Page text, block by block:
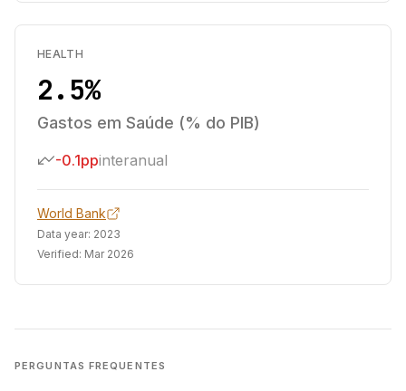
HEALTH
2.5%
Gastos em Saúde (% do PIB)
-0.1ppinteranual
World Bank
Data year: 2023
Verified: Mar 2026
PERGUNTAS FREQUENTES